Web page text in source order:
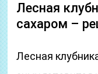
Лесная
сахаром –
Лесная